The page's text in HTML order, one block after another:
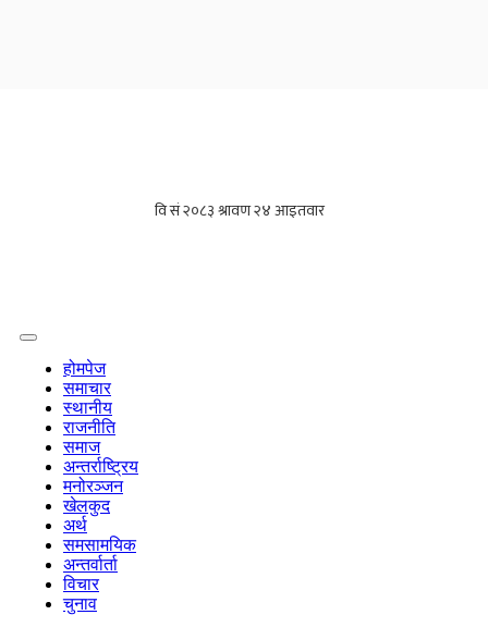
होमपेज
समाचार
स्थानीय
राजनीति
समाज
अन्तर्राष्ट्रिय
मनोरञ्जन
खेलकुद
अर्थ
समसामयिक
अन्तर्वार्ता
विचार
चुनाव